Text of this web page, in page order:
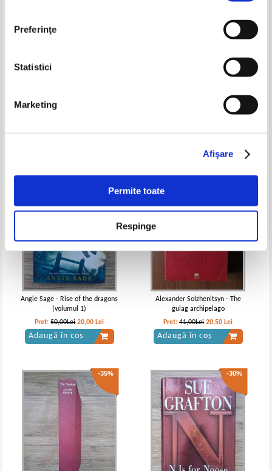
Preferinţe
Statistici
Marketing
Afişare
Permite toate
Respinge
Adaugă în coș
Pierre Lamy - Freres humains
qui apres nous vivez
Adaugă în coș
Angie Sage - Rise of the dragons
(volumul 1)
Pret:50,00Lei 20,00 Lei
Adaugă în coș
Alexander Solzhenitsyn - The
gulag archipelago
Pret:41,00Lei 20,50 Lei
Adaugă în coș
-35% -30%